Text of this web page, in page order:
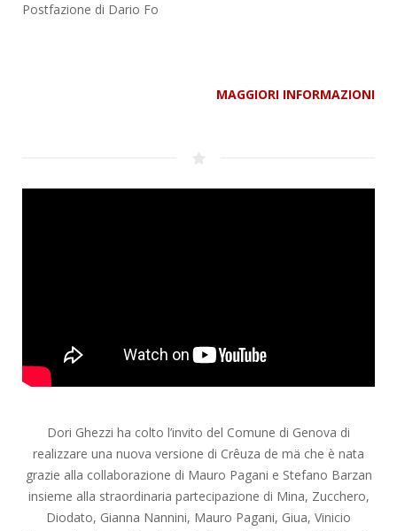
Postfazione di Dario Fo
MAGGIORI INFORMAZIONI
Dori Ghezzi ha colto l’invito del Comune di Genova di
realizzare una nuova versione di Crêuza de mä che è nata
grazie alla collaborazione di Mauro Pagani e Stefano Barzan
insieme alla straordinaria partecipazione di Mina, Zucchero,
Diodato, Gianna Nannini, Mauro Pagani, Giua, Vinicio